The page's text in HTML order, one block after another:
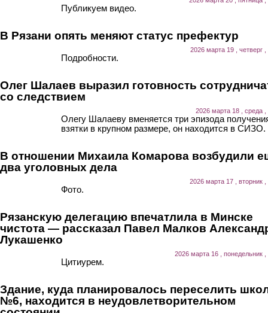
Публикуем видео.
В Рязани опять меняют статус префектур
2026 марта 19 , четверг ,
Подробности.
Олег Шалаев выразил готовность
со следствием
2026 марта 18 , среда ,
Олегу Шалаеву вменяется три эпизода
взятки в крупном размере, он находится в СИЗО.
В отношении Михаила Комарова возбудили
два уголовных дела
2026 марта 17 , вторник ,
Фото.
Рязанскую делегацию впечатлила в Минске
чистота — рассказал Павел Малков
Лукашенко
2026 марта 16 , понедельник ,
Цитиурем.
Здание, куда планировалось переселить
№6, находится в неудовлетворительном